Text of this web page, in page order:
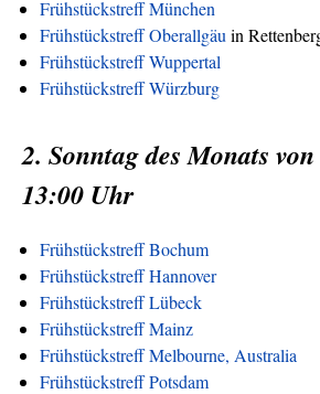
Frühstückstreff München
Frühstückstreff Oberallgäu in
Frühstückstreff Wuppertal
Frühstückstreff Würzburg
2. Sonntag des Monats
13:00 Uhr
Frühstückstreff Bochum
Frühstückstreff Hannover
Frühstückstreff Lübeck
Frühstückstreff Mainz
Frühstückstreff Melbourne, Australia
Frühstückstreff Potsdam